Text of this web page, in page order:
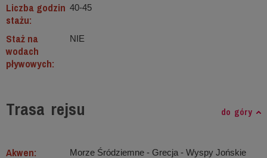
Liczba godzin
stażu:
40-45
Staż na
wodach
pływowych:
NIE
Trasa rejsu do góry
Akwen: Morze Śródziemne ‐ Grecja - Wyspy Jońskie